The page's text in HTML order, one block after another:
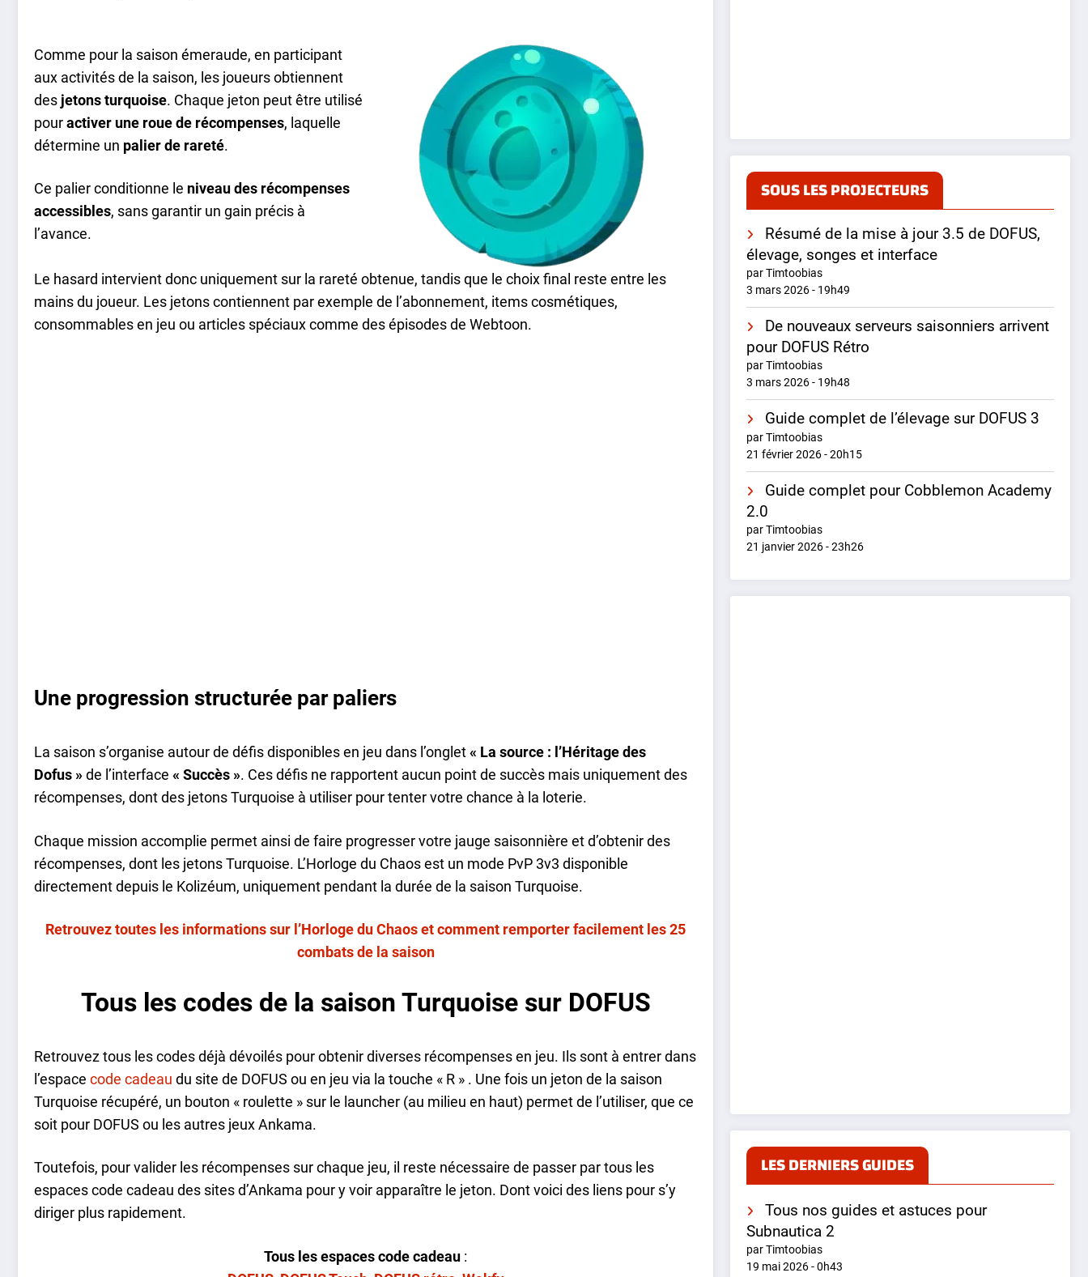
Comme pour la saison émeraude, en participant
aux activités de la saison, les joueurs obtiennent
des jetons turquoise. Chaque jeton peut être utilisé
pouractiver une roue de récompenses, laquelle
détermine un palier de rareté.
Ce palier conditionne le niveau des récompenses
accessibles, sans garantir un gain précis à
l’avance.
Le hasard intervient donc uniquement sur la rareté obtenue, tandis que le choix final reste entre les
mains du joueur. Les jetons contiennent par exemple de l’abonnement, items cosmétiques,
consommables en jeu ou articles spéciaux comme des épisodes de Webtoon.
Une progression structurée par paliers
La saison s’organise autour de défis disponibles en jeu dans l’onglet« La source : l’Héritage des
Dofus »de l’interface « Succès ». Ces défis ne rapportent aucun point de succès mais uniquement des
récompenses, dont des jetons Turquoise à utiliser pour tenter votre chance à la loterie.
Chaque mission accomplie permet ainsi de faire progresser votre jauge saisonnière et d’obtenir des
récompenses, dont les jetons Turquoise. L’Horloge du Chaos est un mode PvP 3v3 disponible
directement depuis le Kolizéum, uniquement pendant la durée de la saison Turquoise.
Retrouvez toutes les informations sur l’Horloge du Chaos et comment remporter facilement les 25
combats de la saison
Tous les codes de la saison Turquoise sur DOFUS
Retrouvez tous les codes déjà dévoilés pour obtenir diverses récompenses en jeu. Ils sont à entrer dans
l’espace code cadeau du site de DOFUS ou en jeu via la touche « R » . Une fois un jeton de la saison
Turquoise récupéré, un bouton « roulette » sur le launcher (au milieu en haut) permet de l’utiliser, que ce
soit pour DOFUS ou les autres jeux Ankama.
Toutefois, pour valider les récompenses sur chaque jeu, il reste nécessaire de passer par tous les
espaces code cadeau des sites d’Ankama pour y voir apparaître le jeton. Dont voici des liens pour s’y
diriger plus rapidement.
Tous les espaces code cadeau :
SOUS LES PROJECTEURS
Résumé de la mise à jour 3.5 de DOFUS,
élevage, songes et interface
par Timtoobias
3 mars 2026 - 19h49
De nouveaux serveurs saisonniers arrivent
pour DOFUS Rétro
par Timtoobias
3 mars 2026 - 19h48
Guide complet de l’élevage sur DOFUS 3
par Timtoobias
21 février 2026 - 20h15
Guide complet pour Cobblemon Academy
2.0
par Timtoobias
21 janvier 2026 - 23h26
LES DERNIERS GUIDES
Tous nos guides et astuces pour
Subnautica 2
par Timtoobias
19 mai 2026 - 0h43